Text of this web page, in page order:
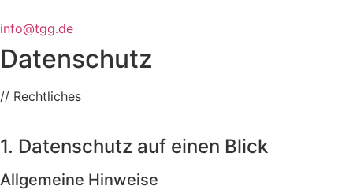
info@tgg.de
Datenschutz
// Rechtliches
1. Datenschutz auf einen Blick
Allgemeine Hinweise